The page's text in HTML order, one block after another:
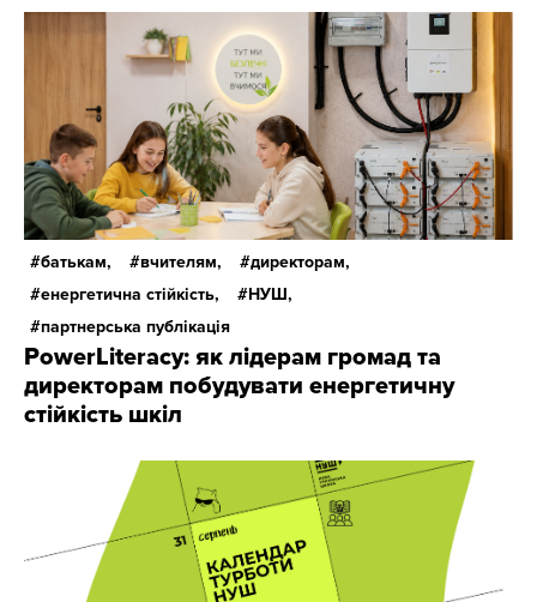
батькам, вчителям,
директорам,
енергетична стійкість,
НУШ,
партнерська публікація
PowerLiteracy: як лідерам громад та
директорам побудувати енергетичну
стійкість шкіл